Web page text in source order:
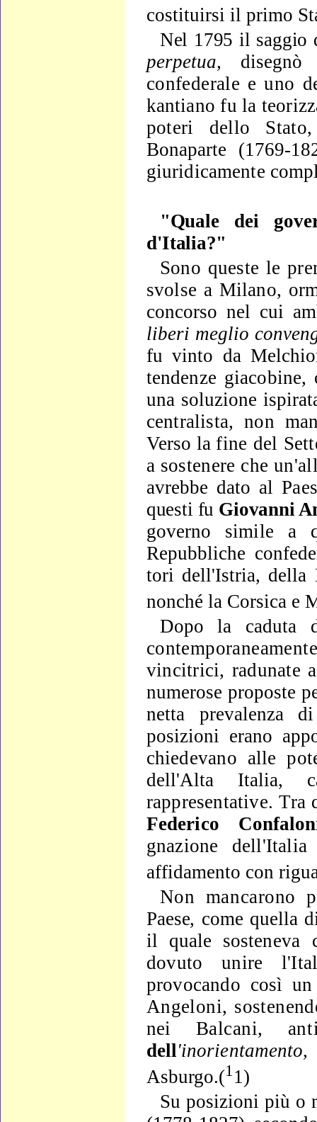
costituirsi il primo
Nel 1795 il
perpetua,
confederale e uno
kantiano fu la
poteri dello
Bonaparte (1769-
giuridicamente
"Quale dei
d'Italia?"
Sono queste le
svolse a Milano,
concorso nel cui
liberi meglio
fu vinto da
tendenze
una soluzione
centralista, non
Verso lafine del
a sostenere che
avrebbe dato al
questi fu Giovanni
governo simile a
Repubbliche con­
tori dell'Istria, della
nonché la Corsica e
Dopo la
vincitrici, radunate
nu­merose proposte
netta prevalenza
posizioni erano
chie­devano alle
dell'Alta Italia,
rappresentative.
Federico
gnazione
affidamento con
Non mancarono
Paese, come quella
il quale soste­neva
dovuto unire
provocando così
Angeloni,
nei Balcani,
dell'inorientamento,
Asburgo.(1 1)
Su posizioni più